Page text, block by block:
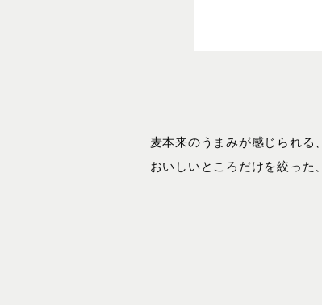
麦本来のうまみが感じられる
おいしいところだけを絞った